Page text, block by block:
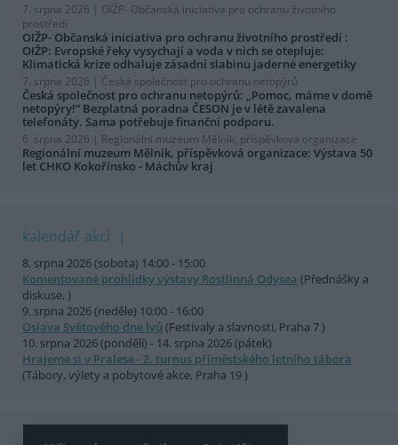
7. srpna 2026 | OIŽP- Občanská iniciativa pro ochranu životního
prostředí
OIŽP- Občanská iniciativa pro ochranu životního prostředí :
OIŽP: Evropské řeky vysychají a voda v nich se otepluje:
Klimatická krize odhaluje zásadní slabinu jaderné energetiky
7. srpna 2026 | Česká společnost pro ochranu netopýrů
Česká společnost pro ochranu netopýrů: „Pomoc, máme v domě
netopýry!“ Bezplatná poradna ČESON je v létě zavalena
telefonáty. Sama potřebuje finanční podporu.
6. srpna 2026 | Regionální muzeum Mělník, příspěvková organizace
Regionální muzeum Mělník, příspěvková organizace: Výstava 50
let CHKO Kokořínsko - Máchův kraj
kalendář akcí
8. srpna 2026 (sobota) 14:00 - 15:00
Komentované prohlídky výstavy Rostlinná Odysea (Přednášky a
diskuse, )
9. srpna 2026 (neděle) 10:00 - 16:00
Oslava Světového dne lvů (Festivaly a slavnosti, Praha 7 )
10. srpna 2026 (pondělí) - 14. srpna 2026 (pátek)
Hrajeme si v Pralese - 2. turnus příměstského letního tábora
(Tábory, výlety a pobytové akce, Praha 19 )